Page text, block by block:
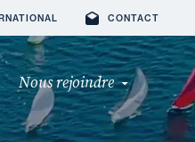
CONTACT
Nous rejoindre